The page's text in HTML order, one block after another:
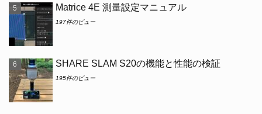
Matrice 4E 測量設定マニュアル
197件のビュー
SHARE SLAM S20の機能と性能の検証
195件のビュー